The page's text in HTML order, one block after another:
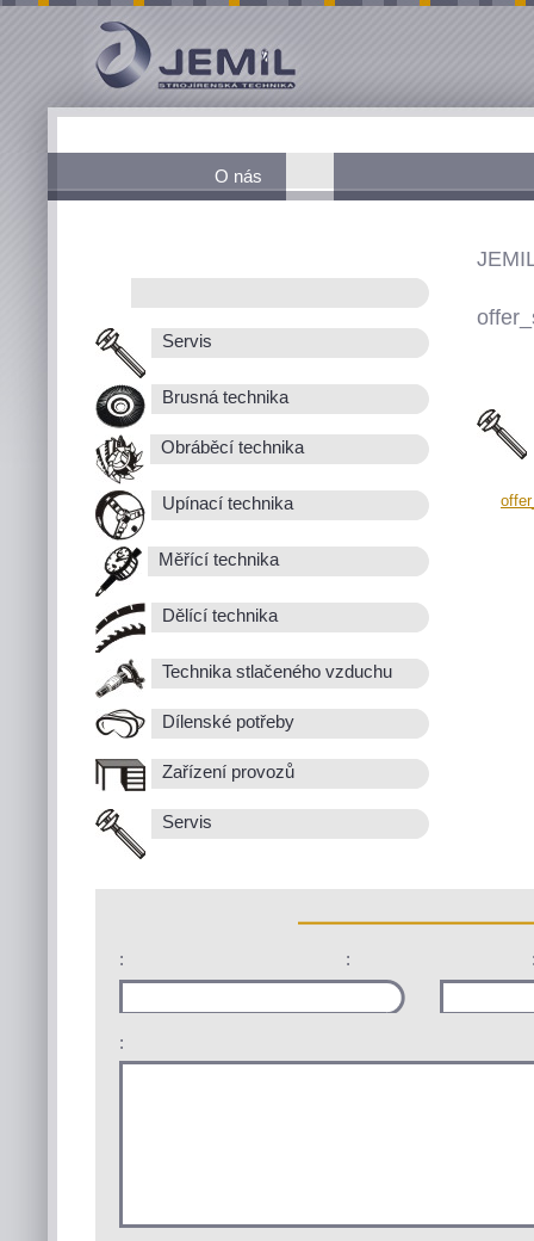
O nás
Servis
Brusná technika
Obráběcí technika
Upínací technika
Měřící technika
Dělící technika
Technika stlačeného vzduchu
Dílenské potřeby
Zařízení provozů
Servis
: :
: